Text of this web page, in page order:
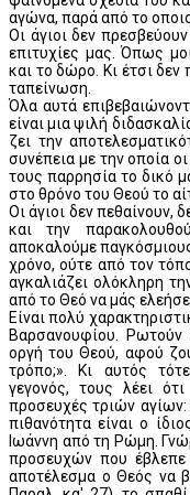
αγώνα, παρά από το
Οι άγιοι δεν
επιτυχίες μας. Όπως
και το δώρο. Κι έτσι δεν
ταπείνωση.
Όλα αυτά
είναι μια ψιλή
ζει την
συνέπεια με την οποία
τους παρρησία το δικό
στο θρόνο του Θεού το
Οι άγιοι δεν πεθαίνουν,
και την
αποκαλούμε
χρόνο, ούτε από τον
αγκαλιάζει ολόκληρη
από το Θεό να μάς
Είναι πολύ
Βαρσανουφίου. Ρωτούν
οργή του Θεού, αφού
τρόπο;». Κι αυτός
γεγονός, τους λέει
προσευχές τριών
πιθανότητα είναι ο
Ιωάννη από τη Ρώμη.
προσευχών που
αποτέλεσμα ο Θεός να